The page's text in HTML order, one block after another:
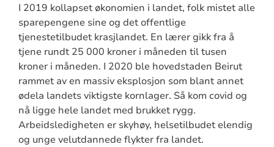
I 2019 kollapset økonomien i landet, folk mistet alle
sparepengene sine og det offentlige
tjenestetilbudet krasjlandet. En lærer gikk fra å
tjene rundt 25 000 kroner i måneden til tusen
kroner i måneden. I 2020 ble hovedstaden Beirut
rammet av en massiv eksplosjon som blant annet
ødela landets viktigste kornlager. Så kom covid og
nå ligge hele landet med brukket rygg.
Arbeidsledigheten er skyhøy, helsetilbudet elendig
og unge velutdannede flykter fra landet.